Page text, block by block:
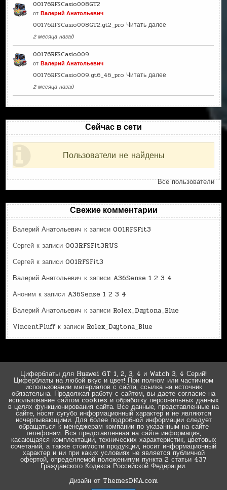
00176RFSCasio008GT2
отВалерий Анатольевич
00176RFSCasio008GT2.gt2_pro Читать далее
2 месяца назад
00176RFSCasio009
отВалерий Анатольевич
00176RFSCasio009.gt6_46_pro Читать далее
2 месяца назад
Сейчас в сети
Пользователи не найдены
Все пользователи
Свежие комментарии
Валерий Анатольевич к записи001RFSFit3
Сергей к записи003RFSFit3RUS
Сергей к записи001RFSFit3
Валерий Анатольевич к записи A36Sense 1 2 3 4
Аноним к записи A36Sense 1 2 3 4
Валерий Анатольевич к записи Rolex_Daytona_Blue
VincentPluffк записи Rolex_Daytona_Blue
Циферблаты для Huawei GT 1, 2, 3, 4 и Watch 3, 4 Серий!
Циферблаты на любой вкус и цвет! При полном или частичном
использовании материалов с сайта, ссылка на источник
обязательна. Продолжая работу с сайтом, вы даете согласие на
использование сайтом cookies и обработку персональных данных
в целях функционирования сайта. Все данные, представленные на
сайте, носят сугубо информационный характер и не являются
исчерпывающими. Для более подробной информации следует
обращаться к менеджерам компании по указанным на сайте
телефонам. Вся представленная на сайте информация,
касающаяся комплектации, технических характеристик, цветовых
сочетаний, а также стоимости продукции, носит информационный
характер и ни при каких условиях не является публичной
офертой, определяемой положениями пункта 2 статьи 437
Гражданского Кодекса Российской Федерации.
Дизайн от ThemesDNA.com